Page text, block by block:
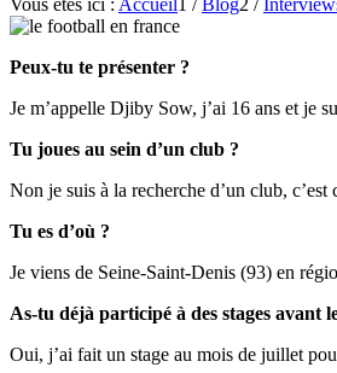
Peux-tu te présenter ?
Je m’appelle Djiby Sow, j’ai 16 ans et je
Tu joues au sein d’un club ?
Non je suis à la recherche d’un club,
Tu es d’où ?
Je viens de Seine-Saint-Denis (93) en
As-tu déjà participé à des stages avant
Oui, j’ai fait un stage au mois de juillet